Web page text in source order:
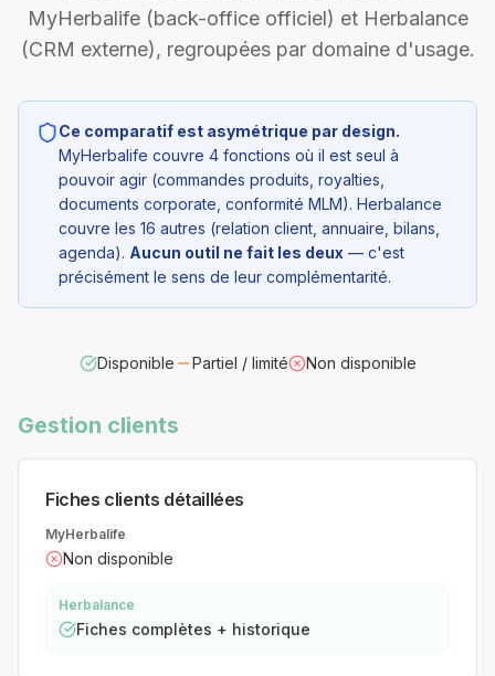
MyHerbalife (back-office officiel) et Herbalance
(CRM externe), regroupées par domaine d'usage.
Ce comparatif est asymétrique par design.
MyHerbalife couvre 4 fonctions où il est seul à
pouvoir agir (commandes produits, royalties,
documents corporate, conformité MLM). Herbalance
couvre les 16 autres (relation client, annuaire, bilans,
agenda). Aucun outil ne fait les deux — c'est
précisément le sens de leur complémentarité.
Disponible Partiel / limité Non disponible
Gestion clients
Fiches clients détaillées
MyHerbalife
Non disponible
Herbalance
Fiches complètes + historique